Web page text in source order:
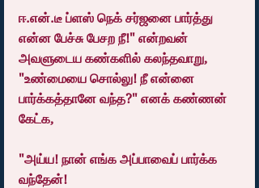
ஈ.என்.டீ ப்ளஸ் நெக் சர்ஜனை பார்த்து
என்ன பேச்சு பேசற நீ!" என்றவன்
அவளுடைய கண்களில் கலந்தவாறு,
"உண்மையை சொல்லு! நீ என்னை
பார்க்கத்தானே வந்த?" எனக் கண்ணன்
கேட்க,
"அய்ய! நான் எங்க அப்பாவைப் பார்க்க
வந்தேன்!